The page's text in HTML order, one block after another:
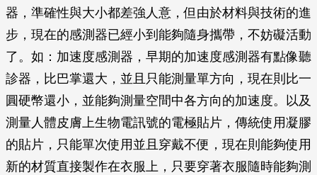
器，準確性與大小都差強人意，但由於材料與技術的進
步，現在的感測器已經小到能夠隨身攜帶，不妨礙活動
了。如：加速度感測器，早期的加速度感測器有點像聽
診器，比巴掌還大，並且只能測量單方向，現在則比一
圓硬幣還小，並能夠測量空間中各方向的加速度。以及
測量人體皮膚上生物電訊號的電極貼片，傳統使用凝膠
的貼片，只能單次使用並且穿戴不便，現在則能夠使用
新的材質直接製作在衣服上，只要穿著衣服隨時能夠測